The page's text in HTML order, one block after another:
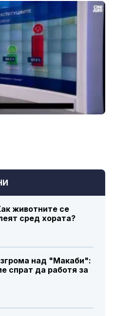
животните се
сред хората?
над "Макаби":
спрат да работя за